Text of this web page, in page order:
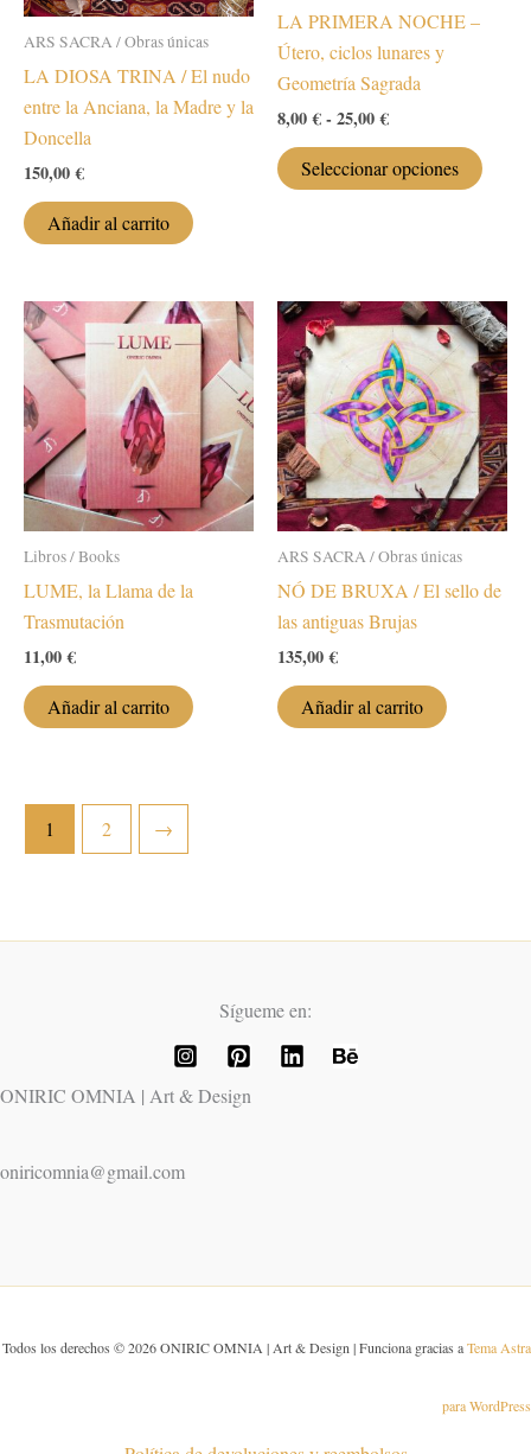
ARS SACRA / Obras únicas
LA DIOSA TRINA / El nudo
entre la Anciana, la Madre y la
Doncella
150,00€
Añadir al carrito
LA PRIMERA NOCHE –
Útero, ciclos lunares y
Geometría Sagrada
8,00€- 25,00€Rango
precios:
desde
Seleccionar opciones
Las
se
elegir
en
la
página
Libros / Books
LUME, la Llama de la
Trasmutación
11,00€
Añadir al carrito
ARS SACRA / Obras únicas
NÓ DE BRUXA / El sello de
las antiguas Brujas
135,00€
Añadir al carrito
1 2 →
Sígueme en:
ONIRIC OMNIA | Art & Design
oniricomnia@gmail.com
Todos los derechos © 2026 ONIRIC OMNIA | Art & Design | Funciona gracias aTema Astra
para WordPress